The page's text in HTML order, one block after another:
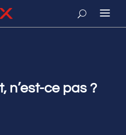
n’est-ce pas ?